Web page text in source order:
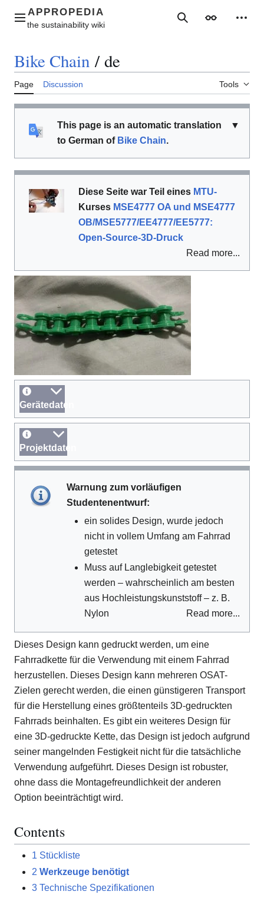
contentMain menu SearchAppearance
Bike Chain / de
Page Discussion Tools
▼
This page is an automatic translation
to German of Bike Chain.
Diese Seite war Teil eines MTU-
Kurses MSE4777 OA und MSE4777
OB/MSE5777/EE4777/EE5777:
Open-Source-3D-Druck
Read more...
Gerätedaten
Projektdaten
Warnung zum vorläufigen
Studentenentwurf:
ein solides Design, wurde jedoch
nicht in vollem Umfang am Fahrrad
getestet
Muss auf Langlebigkeit getestet
werden – wahrscheinlich am besten
aus Hochleistungskunststoff – z. B.
Nylon
Read more...
Dieses Design kann gedruckt werden, um eine
Fahrradkette für die Verwendung mit einem Fahrrad
herzustellen. Dieses Design kann mehreren OSAT-
Zielen gerecht werden, die einen günstigeren Transport
für die Herstellung eines größtenteils 3D-gedruckten
Fahrrads beinhalten. Es gibt ein weiteres Design für
eine 3D-gedruckte Kette, das Design ist jedoch aufgrund
seiner mangelnden Festigkeit nicht für die tatsächliche
Verwendung aufgeführt. Dieses Design ist robuster,
ohne dass die Montagefreundlichkeit der anderen
Option beeinträchtigt wird.
Contents
1 Stückliste
2 Werkzeuge benötigt
3 Technische Spezifikationen